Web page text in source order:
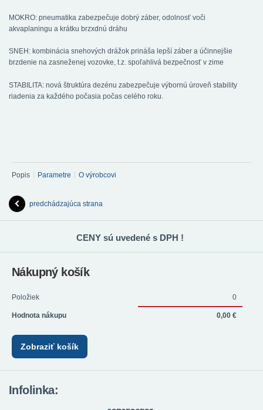
MOKRO: pneumatika zabezpečuje dobrý záber, odolnosť voči
akvaplaningu a krátku brzxdnú dráhu
SNEH: kombinácia snehových drážok prináša lepší záber a účinnejšie
brzdenie na zasneženej vozovke, t.z. spoľahlivá bezpečnosť v zime
STABILITA: nová štruktúra dezénu zabezpečuje výbornú úroveň stability
riadenia za každého počasia počas celého roku.
Popis Parametre O výrobcovi
predchádzajúca strana
CENY sú uvedené s DPH !
Nákupný košík
Položiek 0
Hodnota nákupu 0,00 €
Zobraziť košík
Infolinka: